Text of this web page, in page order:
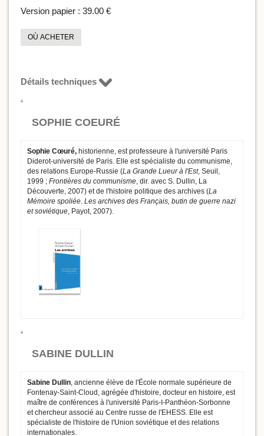
Version papier : 39.00 €
OÙ ACHETER
Détails techniques
SOPHIE COEURÉ
Sophie Cœuré, historienne, est professeure à l'université Paris
Diderot-université de Paris. Elle est spécialiste du communisme,
des relations Europe-Russie (La Grande Lueur à l'Est, Seuil,
1999 ; Frontières du communisme, dir. avec S. Dullin, La
Découverte, 2007) et de l'histoire politique des archives (La
Mémoire spoliée. Les archives des Français, butin de guerre nazi
et soviétique, Payot, 2007).
SABINE DULLIN
Sabine Dullin, ancienne élève de l'École normale supérieure de
Fontenay-Saint-Cloud, agrégée d'histoire, docteur en histoire, est
maître de conférences à l'université Paris-I-Panthéon-Sorbonne
et chercheur associé au Centre russe de l'EHESS. Elle est
spécialiste de l'histoire de l'Union soviétique et des relations
internationales.